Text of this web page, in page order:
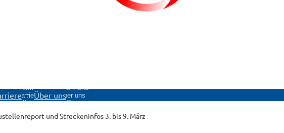
Untermenü
Karriere
öffnen
Über uns
Untermenü
Über uns
öffnen
und Streckeninfos 3. bis 9. März